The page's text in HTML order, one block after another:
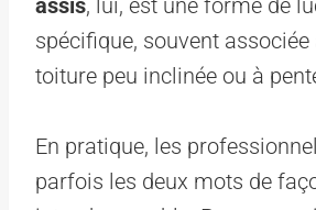
spécifique, souvent associée
toiture peu inclinée ou à
En pratique, les
parfois les deux mots de